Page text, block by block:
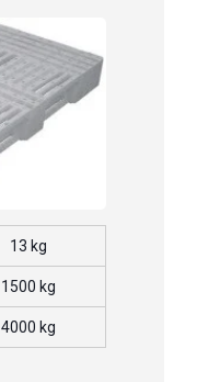
13 kg
1500 kg
4000 kg